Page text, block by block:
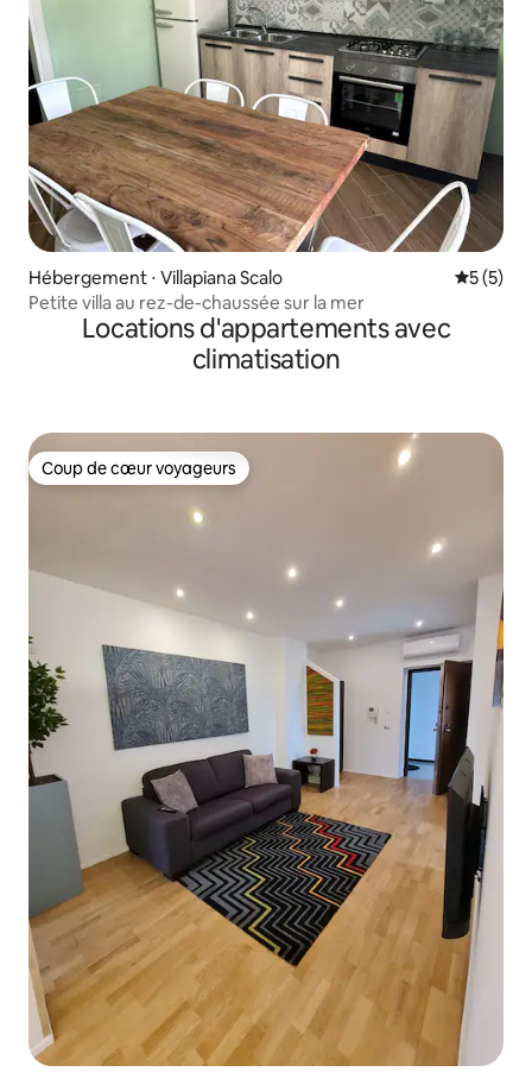
Hébergement ⋅ Villapiana Scalo
5 (5)
Petite villa au rez-de-chaussée sur la mer
Locations d'appartements avec
climatisation
Coup de cœur voyageurs
Coup de cœur voyageurs